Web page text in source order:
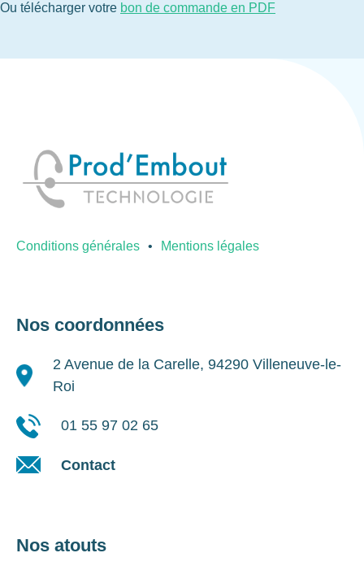
Ou télécharger votre bon de commande en PDF
Conditions générales Mentions légales
Nos coordonnées
2 Avenue de la Carelle, 94290 Villeneuve-le-
Roi
01 55 97 02 65
Contact
Nos atouts